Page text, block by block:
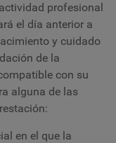
profesional
el día anterior a
y cuidado
de la
con su
alguna de las
en el que la